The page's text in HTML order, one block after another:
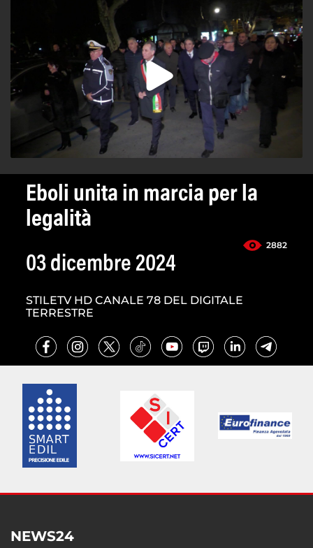
Eboli unita in marcia per la
legalità
2882
03 dicembre 2024
STILETV HD CANALE 78 DEL DIGITALE
TERRESTRE
NEWS24